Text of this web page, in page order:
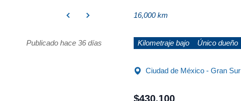
Publicado hace 36 días
16,000 km
Kilometraje bajo Único dueño
Ciudad de México - Gran Sur
$430,100